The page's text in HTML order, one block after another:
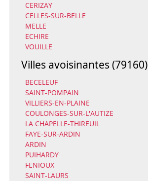
CERIZAY
CELLES-SUR-BELLE
MELLE
ECHIRE
VOUILLE
Villes avoisinantes (79160)
BECELEUF
SAINT-POMPAIN
VILLIERS-EN-PLAINE
COULONGES-SUR-L'AUTIZE
LA CHAPELLE-THIREUIL
FAYE-SUR-ARDIN
ARDIN
PUIHARDY
FENIOUX
SAINT-LAURS